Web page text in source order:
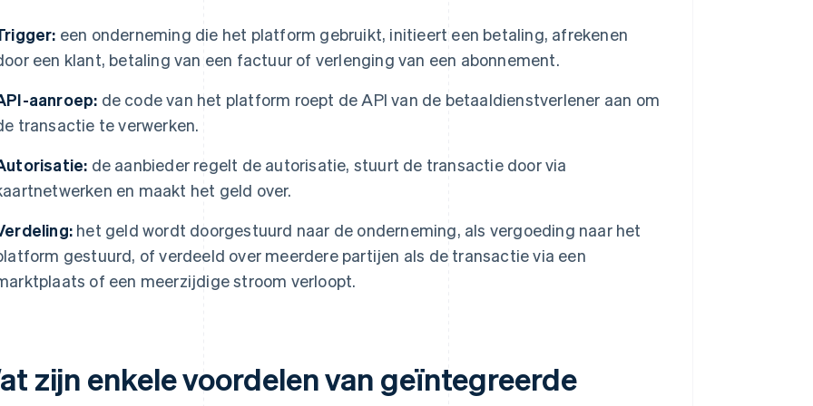
een onderneming die het platform gebruikt, initieert een betaling, afrekenen
een klant, betaling van een factuur of verlenging van een abonnement.
aanroep: de code van het platform roept de API van de betaaldienstverlener aan om
transactie te verwerken.
de aanbieder regelt de autorisatie, stuurt de transactie door via
en maakt het geld over.
het geld wordt doorgestuurd naar de onderneming, als vergoeding naar het
gestuurd, of verdeeld over meerdere partijen als de transactie via een
of een meerzijdige stroom verloopt.
zijn enkele voordelen van geïntegreerde